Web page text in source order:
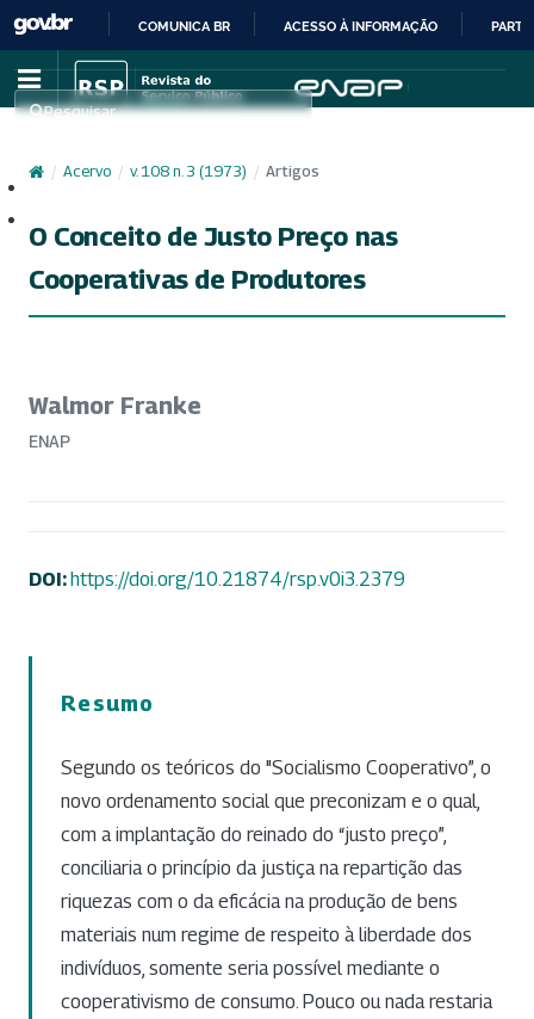
IR
PARA
CONTEÚDO
COMUNICA BR ACESSO À INFORMAÇÃO
Pesquisar
/ Acervo / v. 108 n. 3 (1973) / Artigos
O Conceito de Justo Preço nas
Cooperativas de Produtores
Walmor Franke
ENAP
DOI:https://doi.org/10.21874/rsp.v0i3.2379
Resumo
Segundo os teóricos do "Socialismo Cooperativo”, o
novo ordenamento social que preconizam e o qual,
com a implantação do reinado do “justo preço”,
conciliaria o princípio da justiça na repartição das
riquezas com o da eficácia na produção de bens
materiais num regime de respeito à liberdade dos
indivíduos, somente seria possível mediante o
cooperativismo de consumo. Pouco ou nada restaria